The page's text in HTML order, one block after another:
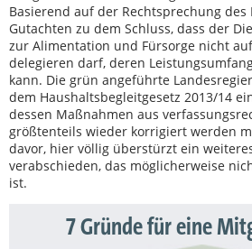
Basierend auf der Rechtsprechung des
Gutachten zu dem Schluss, dass der
zur Alimentation und Fürsorge nicht
delegieren darf, deren
kann. Die grün angeführte
dem Haushaltsbegleitgesetz 2013/14
dessen Maßnahmen aus
größtenteils wieder korrigiert werden
davor, hier völlig überstürzt ein
verabschieden, das möglicherweise
ist.
7 Gründe für eine